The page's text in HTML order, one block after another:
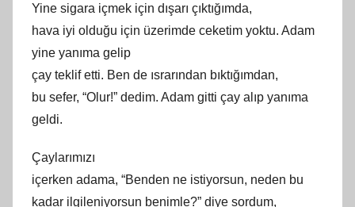
Yine sigara içmek için dışarı çıktığımda,
hava iyi olduğu için üzerimde ceketim yoktu. Adam
yine yanıma gelip
çay teklif etti. Ben de ısrarından bıktığımdan,
bu sefer, “Olur!” dedim. Adam gitti çay alıp yanıma
geldi.
Çaylarımızı
içerken adama, “Benden ne istiyorsun, neden bu
kadar ilgileniyorsun benimle?” diye sordum,